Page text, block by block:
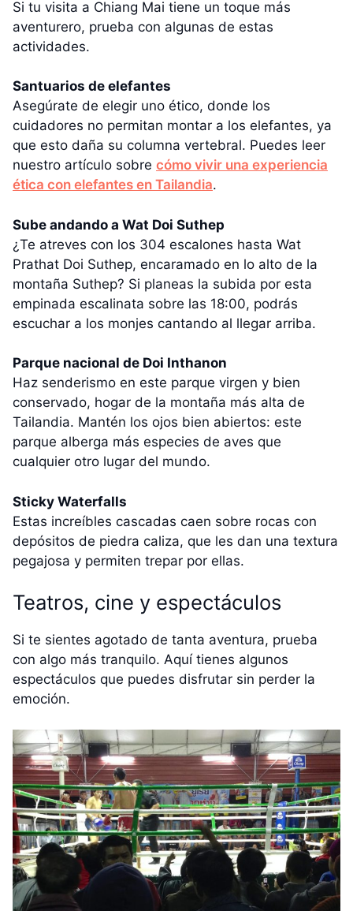
Si tu visita a Chiang Mai tiene un toque más
aventurero, prueba con algunas de estas
actividades.
Santuarios de elefantes
Asegúrate de elegir uno ético, donde los
cuidadores no permitan montar a los elefantes, ya
que esto daña su columna vertebral. Puedes leer
nuestro artículo sobre cómo vivir una experiencia
ética con elefantes en Tailandia.
Sube andando a Wat Doi Suthep
¿Te atreves con los 304 escalones hasta Wat
Prathat Doi Suthep, encaramado en lo alto de la
montaña Suthep? Si planeas la subida por esta
empinada escalinata sobre las 18:00, podrás
escuchar a los monjes cantando al llegar arriba.
Parque nacional de Doi Inthanon
Haz senderismo en este parque virgen y bien
conservado, hogar de la montaña más alta de
Tailandia. Mantén los ojos bien abiertos: este
parque alberga más especies de aves que
cualquier otro lugar del mundo.
Sticky Waterfalls
Estas increíbles cascadas caen sobre rocas con
depósitos de piedra caliza, que les dan una textura
pegajosa y permiten trepar por ellas.
Teatros, cine y espectáculos
Si te sientes agotado de tanta aventura, prueba
con algo más tranquilo. Aquí tienes algunos
espectáculos que puedes disfrutar sin perder la
emoción.